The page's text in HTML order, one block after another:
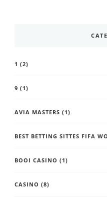
1 (2)
9 (1)
AVIA MASTERS (1)
BEST BETTING SITTES FIFA
BOOI CASINO (1)
CASINO (8)